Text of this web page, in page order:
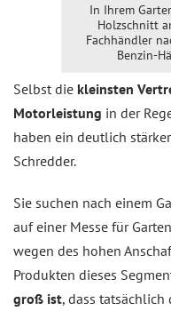
In Ihrem
Holzschnitt
Fachhändler
Benzin-
Selbst die kleinsten
Motorleistung in der
haben ein deutlich
Schredder.
Sie suchen nach einem
auf einer Messe für
wegen des hohen
Produkten dieses
groß ist, dass